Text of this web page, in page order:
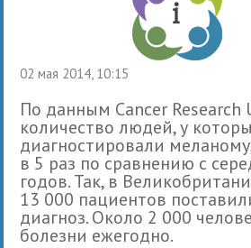
02 мая 2014, 10:15
По данным Cancer Research
количество людей, у
диагностировали
в 5 раз по сравнению с
годов. Так, в
13 000 пациентов
диагноз. Около 2 000
болезни ежегодно.